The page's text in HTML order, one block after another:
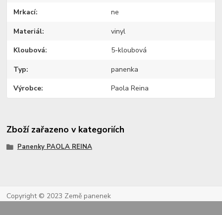
Mrkací ne
Materiál vinyl
Kloubová 5-kloubová
Typ panenka
Výrobce Paola Reina
Zboží zařazeno v kategoriích
Panenky PAOLA REINA
Copyright © 2023 Země panenek